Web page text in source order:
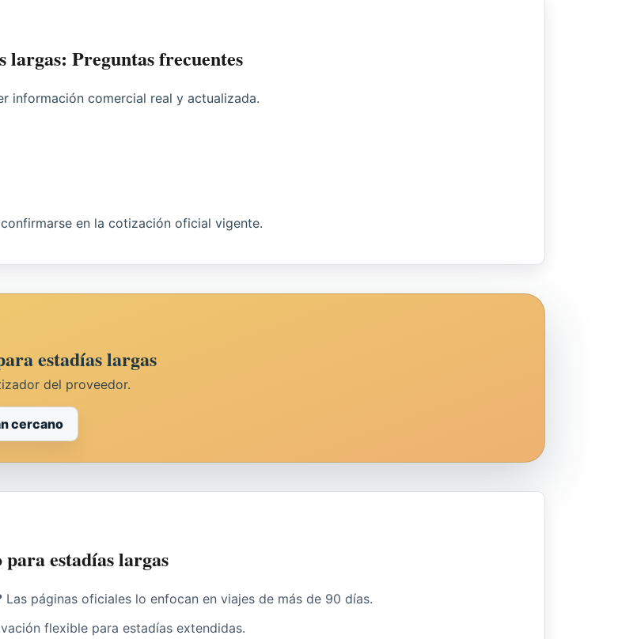
largas: Preguntas frecuentes
información comercial real y actualizada.
en la cotización oficial vigente.
estadías largas
del proveedor.
cercano
estadías largas
Las páginas oficiales lo enfocan en viajes de más de 90 días.
flexible para estadías extendidas.